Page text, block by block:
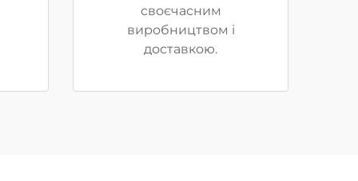
своєчасним
виробництвом і
доставкою.